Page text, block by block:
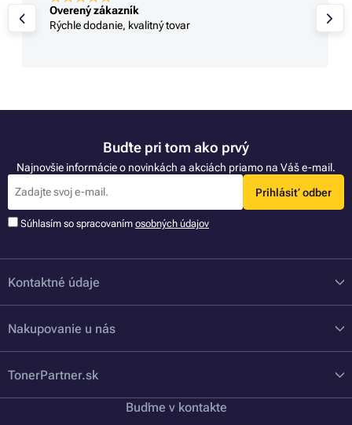
Overený zákazník
Rýchle dodanie, kvalitný tovar
Buďte pri tom ako prvý
Najnovšie informácie o novinkách a akciách priamo na Váš e-mail.
Prihlásiť odber
Súhlasím so spracovaním osobných údajov
Kontaktné údaje
Nakupovanie u nás
TonerPartner.sk
Buďme v kontakte